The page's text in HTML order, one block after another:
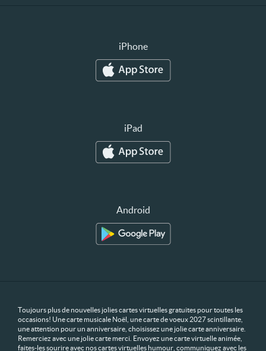
iPhone
iPad
Android
Toujours plus de nouvelles jolies cartes virtuelles gratuites pour toutes les
occasions! Une carte musicale Noël, une carte de voeux 2027 scintillante,
une attention pour un anniversaire, choisissez une jolie carte anniversaire.
Remerciez avec une jolie carte merci. Envoyez une carte virtuelle animée,
faites-les sourire avec nos cartes virtuelles humour, communiquez avec les